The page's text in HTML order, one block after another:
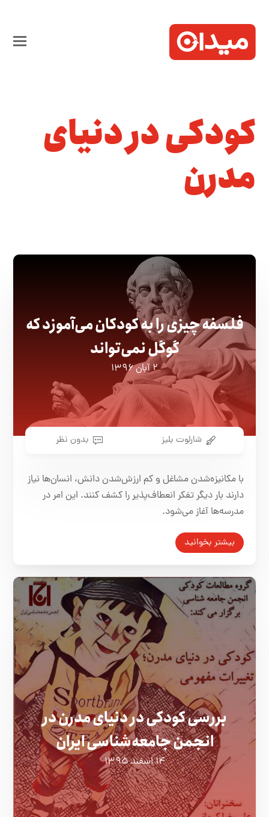
کودکی در دنیای
مدرن
فلسفه چیزی را به کودکان می‌آموزد که
گوگل نمی‌تواند
۲ آبان ۱۳۹۶
شارلوت بلیز بدون نظر
با مکانیزه‌شدن مشاغل و کم ارزش‌شدن دانش، انسان‌ها نیاز
دارند بار دیگر تفکر انعطاف‌پذیر را کشف کنند. این امر در
مدرسه‌ها آغاز می‌شود.
بیشتر بخوانید
بررسی کودکی در دنیای مدرن در
انجمن جامعه‌شناسی ایران
۱۴ اسفند ۱۳۹۵